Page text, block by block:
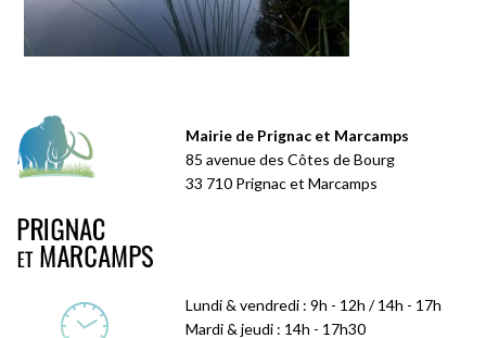
Mairie de Prignac et Marcamps
85 avenue des Côtes de Bourg
33 710 Prignac et Marcamps
Lundi & vendredi : 9h - 12h / 14h - 17h
Mardi & jeudi : 14h - 17h30